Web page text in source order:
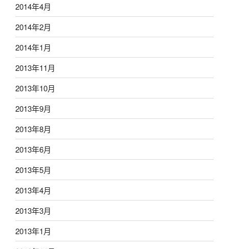
2014年4月
2014年2月
2014年1月
2013年11月
2013年10月
2013年9月
2013年8月
2013年6月
2013年5月
2013年4月
2013年3月
2013年1月